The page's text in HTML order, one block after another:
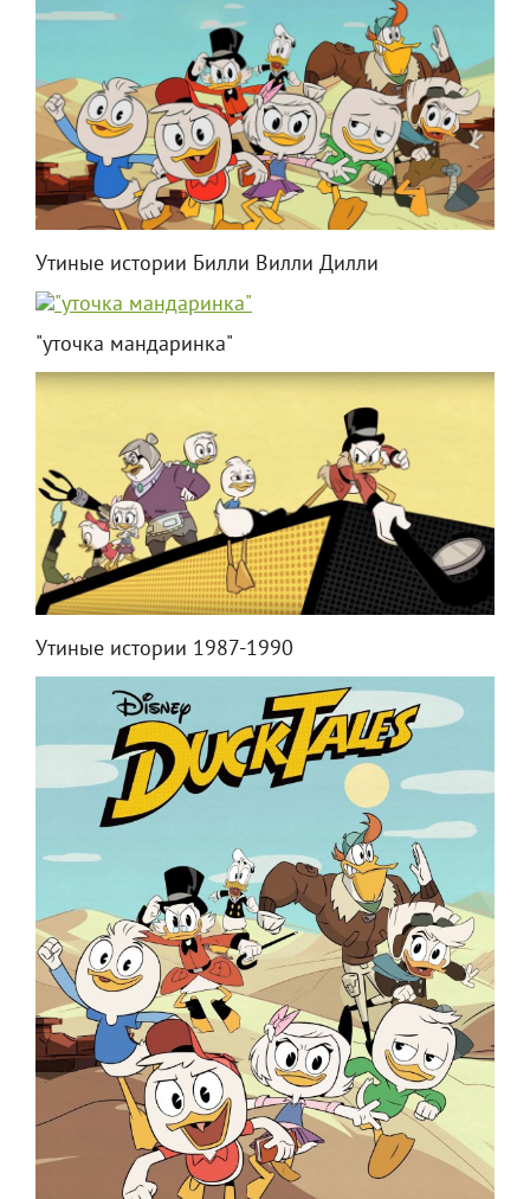
Утиные истории Билли Вилли Дилли
"уточка мандаринка"
Утиные истории 1987-1990